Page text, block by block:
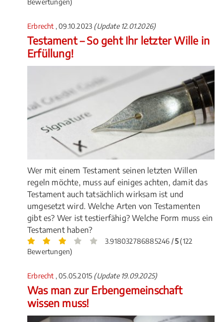
Bewertungen)
Erbrecht , 09.10.2023 (Update 12.01.2026)
Testament – So geht Ihr letzter Wille in
Erfüllung!
Wer mit einem Testament seinen letzten Willen
regeln möchte, muss auf einiges achten, damit das
Testament auch tatsächlich wirksam ist und
umgesetzt wird. Welche Arten von Testamenten
gibt es? Wer ist testierfähig? Welche Form muss ein
Testament haben?
3.918032786885246 /5(122
Bewertungen)
Erbrecht , 05.05.2015 (Update 19.09.2025)
Was man zur Erbengemeinschaft
wissen muss!